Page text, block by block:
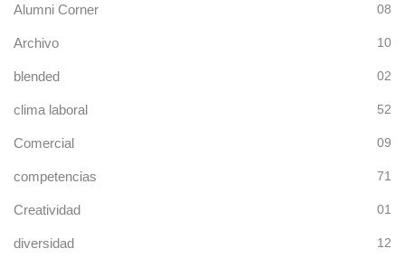
Alumni Corner 08
Archivo 10
blended 02
clima laboral 52
Comercial 09
competencias 71
Creatividad 01
diversidad 12